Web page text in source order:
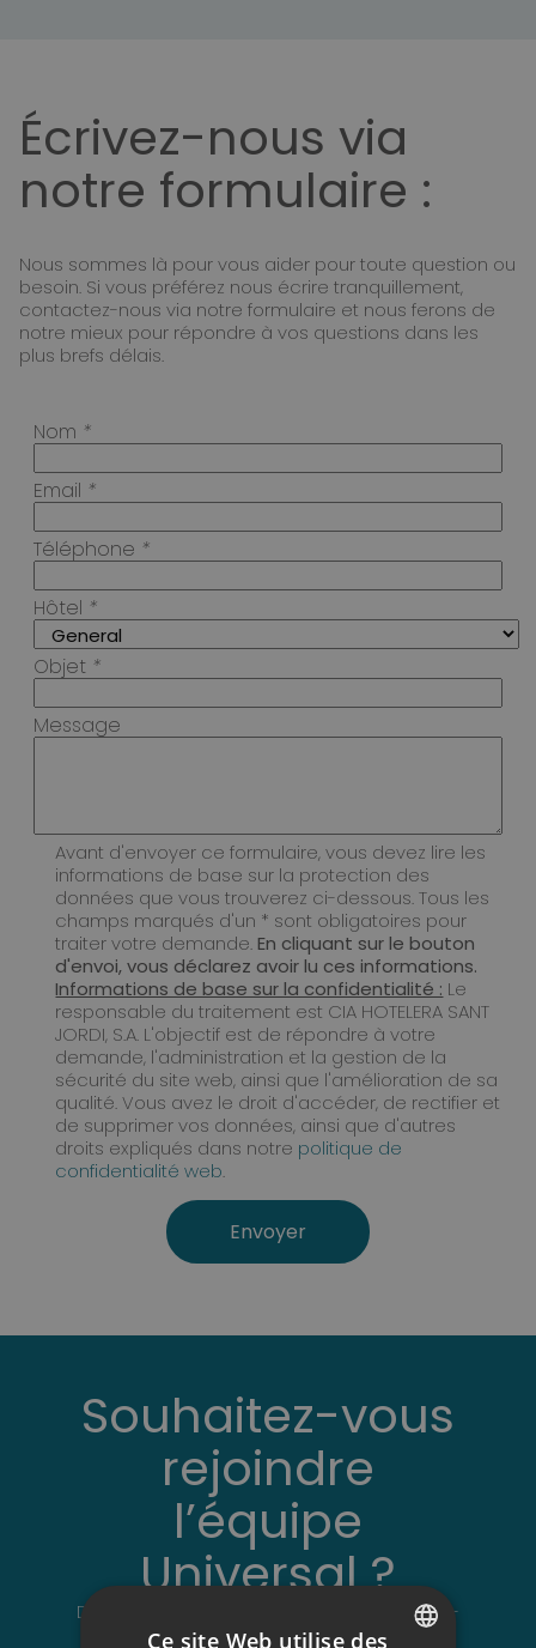
Écrivez-nous via
notre formulaire :
Nous sommes là pour vous aider pour toute question ou
besoin. Si vous préférez nous écrire tranquillement,
contactez-nous via notre formulaire et nous ferons de
notre mieux pour répondre à vos questions dans les
plus brefs délais.
Nom *
Email *
Téléphone *
Hôtel *
Objet *
Message
Avant d'envoyer ce formulaire, vous devez lire les
informations de base sur la protection des
données que vous trouverez ci-dessous. Tous les
champs marqués d'un * sont obligatoires pour
traiter votre demande.En cliquant sur le bouton
d'envoi, vous déclarez avoir lu ces informations.
Informations de base sur la confidentialité : Le
responsable du traitement est CIA HOTELERA SANT
JORDI, S.A. L'objectif est de répondre à votre
demande, l'administration et la gestion de la
sécurité du site web, ainsi que l'amélioration de sa
qualité. Vous avez le droit d'accéder, de rectifier et
de supprimer vos données, ainsi que d'autres
droits expliqués dans notre politique de
confidentialité web.
Souhaitez-vous
rejoindre
l’équipe
Universal ?
Découvrez nos offres d'emploi ou envoyez-
nous votre CV !
Ce site Web utilise des